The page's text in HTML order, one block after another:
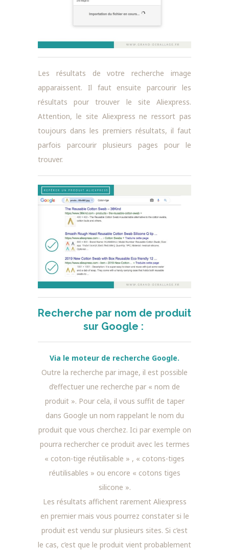
Les résultats de votre recherche image
apparaissent. Il faut ensuite parcourir les
résultats pour trouver le site Aliexpress.
Attention, le site Aliexpress ne ressort pas
toujours dans les premiers résultats, il faut
parfois parcourir plusieurs pages pour le
trouver.
Recherche par nom de produit
sur Google :
Via le moteur de recherche Google.
Outre la recherche par image, il est possible
d’effectuer une recherche par « nom de
produit ». Pour cela, il vous suffit de taper
dans Google un nom rappelant le nom du
produit que vous cherchez. Ici par exemple on
pourra rechercher ce produit avec les termes
« coton-tige réutilisable » , « cotons-tiges
réutilisables » ou encore « cotons tiges
silicone ».
Les résultats affichent rarement Aliexpress
en premier mais vous pourrez constater si le
produit est vendu sur plusieurs sites. Si c’est
le cas, c’est que le produit vient probablement